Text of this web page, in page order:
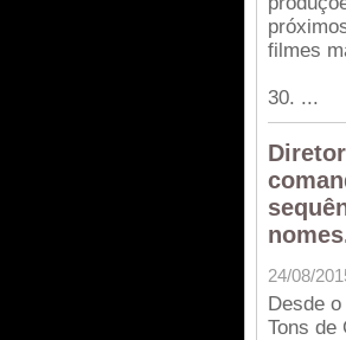
filmes
30. ...
24/08/
Desde
Tons de